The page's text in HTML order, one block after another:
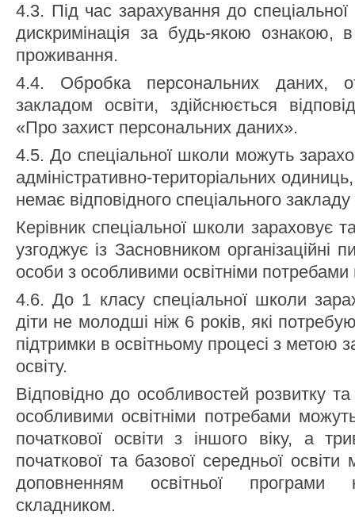
4.3. Під час зарахування до
дискримінація за будь-якою ознакою,
проживання.
4.4. Обробка персональних даних,
закладом освіти, здійснюється
«Про захист персональних даних».
4.5. До спеціальної школи можуть
адміністративно-територіальних
немає відповідного спеціального закладу
Керівник спеціальної школи зараховує
узгоджує із Засновником організаційні
особи з особливими освітніми потребами
4.6. До 1 класу спеціальної школи
діти не молодші ніж 6 років, які
підтримки в освітньому процесі з метою
освіту.
Відповідно до особливостей розвитку
особливими освітніми потребами
початкової освіти з іншого віку, а
початкової та базової середньої
доповненням освітньої програми
складником.